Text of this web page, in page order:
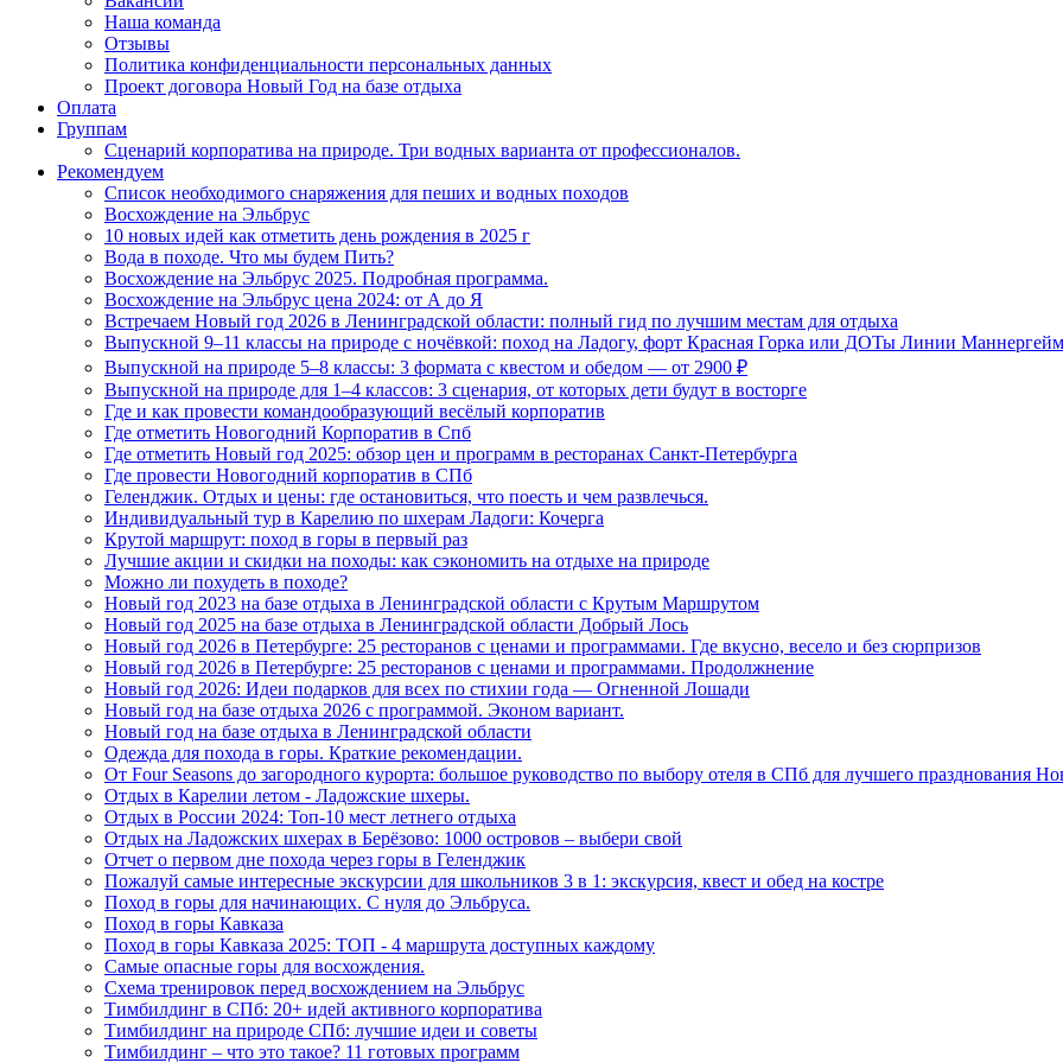
Наша команда
Отзывы
Политика конфиденциальности персональных данных
Проект договора Новый Год на базе отдыха
Оплата
Группам
Сценарий корпоратива на природе. Три водных варианта от профессионалов.
Рекомендуем
Список необходимого снаряжения для пеших и водных походов
Восхождение на Эльбрус
10 новых идей как отметить день рождения в 2025 г
Вода в походе. Что мы будем Пить?
Восхождение на Эльбрус 2025. Подробная программа.
Восхождение на Эльбрус цена 2024: от А до Я
Встречаем Новый год 2026 в Ленинградской области: полный гид по лучшим местам для отдыха
Выпускной 9–11 классы на природе с ночёвкой: поход на Ладогу, форт Красная Горка или ДОТы Линии
Выпускной на природе 5–8 классы: 3 формата с квестом и обедом — от 2900 ₽
Выпускной на природе для 1–4 классов: 3 сценария, от которых дети будут в восторге
Где и как провести командообразующий весёлый корпоратив
Где отметить Новогодний Корпоратив в Спб
Где отметить Новый год 2025: обзор цен и программ в ресторанах Санкт-Петербурга
Где провести Новогодний корпоратив в СПб
Геленджик. Отдых и цены: где остановиться, что поесть и чем развлечься.
Индивидуальный тур в Карелию по шхерам Ладоги: Кочерга
Крутой маршрут: поход в горы в первый раз
Лучшие акции и скидки на походы: как сэкономить на отдыхе на природе
Можно ли похудеть в походе?
Новый год 2023 на базе отдыха в Ленинградской области с Крутым Маршрутом
Новый год 2025 на базе отдыха в Ленинградской области Добрый Лось
Новый год 2026 в Петербурге: 25 ресторанов с ценами и программами. Где вкусно, весело и без сюрпризов
Новый год 2026 в Петербурге: 25 ресторанов с ценами и программами. Продолжнение
Новый год 2026: Идеи подарков для всех по стихии года — Огненной Лошади
Новый год на базе отдыха 2026 с программой. Эконом вариант.
Новый год на базе отдыха в Ленинградской области
Одежда для похода в горы. Краткие рекомендации.
От Four Seasons до загородного курорта: большое руководство по выбору отеля в СПб для лучшего празднования
Отдых в Карелии летом - Ладожские шхеры.
Отдых в России 2024: Топ-10 мест летнего отдыха
Отдых на Ладожских шхерах в Берёзово: 1000 островов – выбери свой
Отчет о первом дне похода через горы в Геленджик
Пожалуй самые интересные экскурсии для школьников 3 в 1: экскурсия, квест и обед на костре
Поход в горы для начинающих. С нуля до Эльбруса.
Поход в горы Кавказа
Поход в горы Кавказа 2025: ТОП - 4 маршрута доступных каждому
Самые опасные горы для восхождения.
Схема тренировок перед восхождением на Эльбрус
Тимбилдинг в СПб: 20+ идей активного корпоратива
Тимбилдинг на природе СПб: лучшие идеи и советы
Тимбилдинг – что это такое? 11 готовых программ